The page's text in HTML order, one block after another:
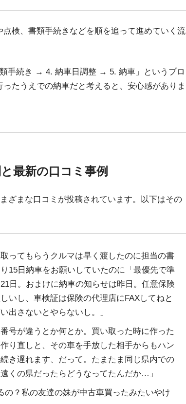
検、書類手続きなどを順を追って進めていく流
手続き → 4. 納車日調整 → 5. 納車」というプロ
たうえでの納車だと考えると、安心感がありま
最新の口コミ事例
ざまな口コミが投稿されています。以下はその
ってもらうクルマは早く渡したのに担当の書
15日納車をお願いしていたのに「最優先で準
日。おまけに納車の知らせは昨日。任意保険
いし、車検証は保険の代理店にFAXしてねと
出さないとやらないし。」
号が違うとか何とか。買い取った時に作った
り直しと、その車を手放した相手からもハン
き遅れます、だって。たまたま同じ県内での
くの県だったらどうなってたんだか…」
の？私の友達の妹が中古車買ったみたいやけ